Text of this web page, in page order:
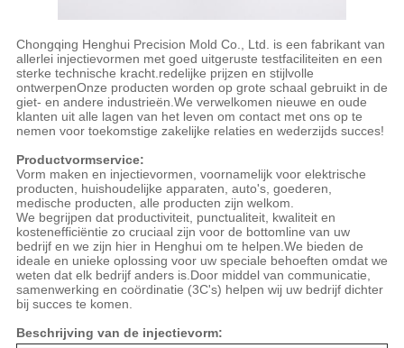
Chongqing Henghui Precision Mold Co., Ltd. is een fabrikant van
allerlei injectievormen met goed uitgeruste testfaciliteiten en een
sterke technische kracht.redelijke prijzen en stijlvolle
ontwerpenOnze producten worden op grote schaal gebruikt in de
giet- en andere industrieën.We verwelkomen nieuwe en oude
klanten uit alle lagen van het leven om contact met ons op te
nemen voor toekomstige zakelijke relaties en wederzijds succes!
Productvormservice:
Vorm maken en injectievormen, voornamelijk voor elektrische
producten, huishoudelijke apparaten, auto's, goederen,
medische producten, alle producten zijn welkom.
We begrijpen dat productiviteit, punctualiteit, kwaliteit en
kostenefficiëntie zo cruciaal zijn voor de bottomline van uw
bedrijf en we zijn hier in Henghui om te helpen.We bieden de
ideale en unieke oplossing voor uw speciale behoeften omdat we
weten dat elk bedrijf anders is.Door middel van communicatie,
samenwerking en coördinatie (3C's) helpen wij uw bedrijf dichter
bij succes te komen.
Beschrijving van de injectievorm: